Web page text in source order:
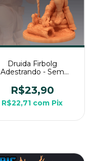
Druida Firbolg
Adestrando - Sem
Média Para RPG de
Mesa
R$23,90
R$22,71 com Pix